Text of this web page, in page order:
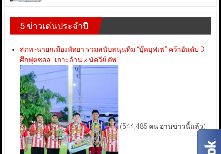
5 ข่าวเด่นประจำปี
สภท.-นายกเมืองพัทยา ร่วมสนับสนุนทีม “บุ๊คบุฟเฟ่” คว้าอันดับ 3
ศึกฟุตซอล “เกาะล้าน × นัควีย์ คัพ”
(544,485 คน อ่านข่าวนี้แล้ว)